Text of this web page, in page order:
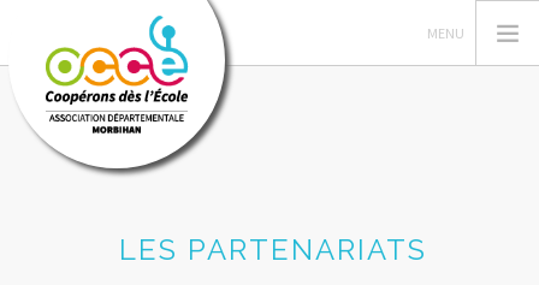
GÉRER SA COOPÉRATIVE
LES PARTENARIATS